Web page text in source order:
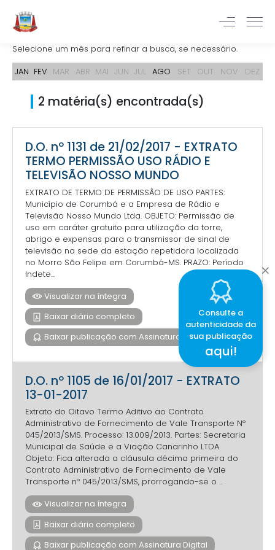
Selecione um mês para refinar a busca, se necessário.
JAN FEV MAR ABR MAI JUN JUL AGO SET OUT NOV DEZ
2 matéria(s) encontrada(s)
D.O. nº 1131 de 21/02/2017 - EXTRATO
TERMO PERMISSÃO USO RÁDIO E
TELEVISÃO NOSSO MUNDO
EXTRATO DE TERMO DE PERMISSÃO DE USO PARTES:
Município de Corumbá e a Empresa de Rádio e
Televisão Nosso Mundo Ltda. OBJETO: Permissão de
uso em caráter gratuito para utilização da torre,
abrigo e expensas para o transmissor de sinal de
televisão na sede da estação repetidora localizada
no Morro São Felipe em Corumbá-MS. PRAZO: Período
Indete...
Visualizar na íntegra
Baixar diário completo
Baixar publicação com Assinatura Digital
D.O. nº 1105 de 16/01/2017 - EXTRATO
13-01-2017
Extrato do Oitavo Termo Aditivo ao Contrato
Administrativo de Fornecimento de Vale Transporte Nº
045/2013/SMS. Processo: 13.009/2013. Partes: Secretaria
Municipal de Saúde e a Viação Canarinho LTDA.
Objeto: Fica alterada a cláusula décima primeira do
Contrato Administrativo de Fornecimento de Vale
Transporte nº 045/2013/SMS, prorrogando-se o ...
Visualizar na íntegra
Baixar diário completo
Baixar publicação com Assinatura Digital
Consulte a
autenticidade da
sua publicação
aqui!